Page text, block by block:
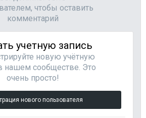
чтобы оставить
комментарий
учетную запись
новую учётную
нашем сообществе. Это
очень просто!
нового пользователя